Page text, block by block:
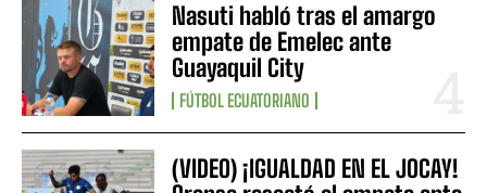
Nasuti habló tras el amargo
empate de Emelec ante
Guayaquil City
FÚTBOL ECUATORIANO
(VIDEO) ¡IGUALDAD EN EL JOCAY!